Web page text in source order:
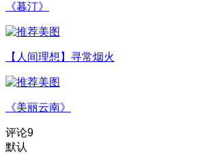
《暮汀》
【人间理想】寻常烟火
《美丽云南》
评论9
默认